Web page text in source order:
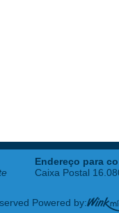
Endereço para
Caixa Postal
Powered by: